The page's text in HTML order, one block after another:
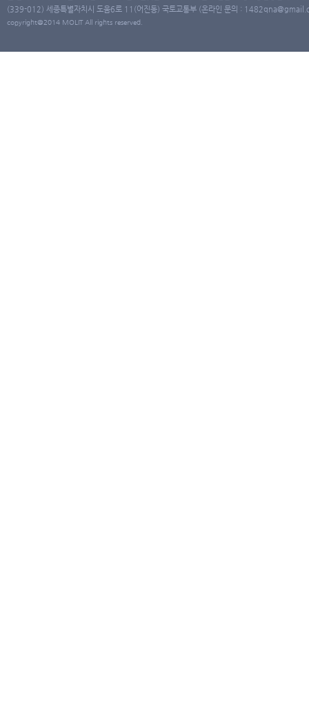
(339-012) 세종특별자치시 도움6로 11(어진동) 국토교통부 (온라인 문의 :
copyright@2014 MOLIT All rights reserved.